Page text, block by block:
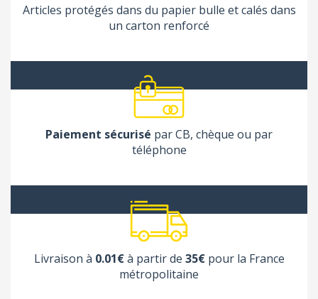
Articles protégés dans du papier bulle et calés dans
un carton renforcé
Paiement sécurisé par CB, chèque ou par
téléphone
Livraison à 0.01€à partir de 35€pour la France
métropolitaine